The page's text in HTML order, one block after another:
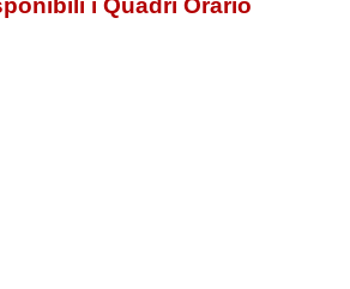
i Quadri Orario